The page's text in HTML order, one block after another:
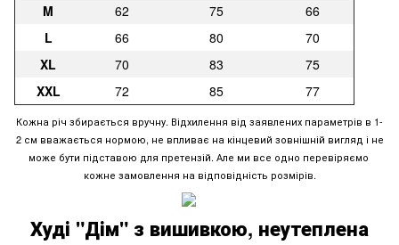
M
62 75
66
L
66 80
70
XL
70 83
75
XXL
72 85 77
Кожна річ збирається вручну. Відхилення від заявлених параметрів в 1-
2 см вважається нормою, не впливає на кінцевий зовнішній вигляд і не
може бути підставою для претензій. Але ми все одно перевіряємо
кожне замовлення на відповідність розмірів.
Худі "Дім" з вишивкою, неутеплена